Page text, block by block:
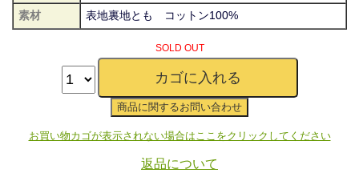
素材
表地裏地とも コットン100%
SOLD OUT
お買い物カゴが表示されない場合はここをクリックしてください
返品について